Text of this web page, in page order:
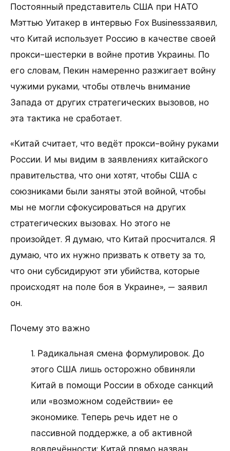
Постоянный представитель США при НАТО
Мэттью Уитакер в интервью Fox Businessзаявил,
что Китай использует Россию в качестве своей
прокси-шестерки в войне против Украины. По
его словам, Пекин намеренно разжигает войну
чужими руками, чтобы отвлечь внимание
Запада от других стратегических вызовов, но
эта тактика не сработает.
«Китай считает, что ведёт прокси-войну руками
России. И мы видим в заявлениях китайского
правительства, что они хотят, чтобы США c
союзниками были заняты этой войной, чтобы
мы не могли сфокусироваться на других
стратегических вызовах. Но этого не
произойдет. Я думаю, что Китай просчитался. Я
думаю, что их нужно призвать к ответу за то,
что они субсидируют эти убийства, которые
происходят на поле боя в Украине», — заявил
он.
Почему это важно
1. Радикальная смена формулировок. До
этого США лишь осторожно обвиняли
Китай в помощи России в обходе санкций
или «возможном содействии» ее
экономике. Теперь речь идет не о
пассивной поддержке, а об активной
вовлечённости: Китай прямо назван